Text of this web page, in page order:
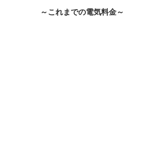
～これまでの電気料金～